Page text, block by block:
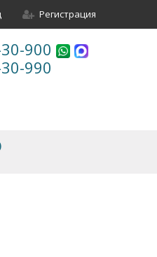
Регистрация
900
990